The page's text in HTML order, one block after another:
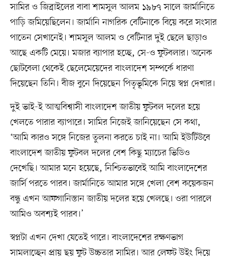
সামির ও জিব্রাইলের বাবা শামসুল আলম ১৯৮৭ সালে জার্মানিতে
পাড়ি জমিয়েছিলেন। জার্মানি নাগরিক বেটিনাকে বিয়ে করে সংসার
পাতেন সেখানেই। শামসুল আলম ও বেটিনার দুই ছেলে ছাড়াও
আছে একটি মেয়ে। মজার ব্যাপার হচ্ছে, সে-ও ফুটবলার। অনেক
ছোটবেলা থেকেই ছেলেমেয়েদের বাংলাদেশ সম্পর্কে ধারণা
দিয়েছেন তিনি। বীজ বুনে দিয়েছেন পিতৃভূমিকে নিয়ে স্বপ্ন দেখার।
দুই ভাই-ই আত্মবিশ্বাসী বাংলাদেশ জাতীয় ফুটবল দলের হয়ে
খেলতে পারার ব্যাপারে। সামির নিজেই জানিয়েছেন সে কথা,
‘আমি কারও সঙ্গে নিজের তুলনা করতে চাই না। আমি ইউটিউবে
বাংলাদেশ জাতীয় ফুটবল দলের বেশ কিছু ম্যাচের ভিডিও
দেখেছি। আমার মনে হয়েছে, নিশ্চিতভাবেই আমি বাংলাদেশের
জার্সি পরতে পারব। জার্মানিতে আমার সঙ্গে খেলা বেশ কয়েকজন
বন্ধু এখন আফগানিস্তান জাতীয় দলের হয়ে খেলছে। ওরা পারলে
আমিও অবশ্যই পারব।’
স্বপ্নটা এখন দেখা যেতেই পারে। বাংলাদেশের রক্ষণভাগ
সামলাচ্ছেন প্রায় ছয় ফুট উচ্চতার সামির। আর লেফট উইং দিয়ে